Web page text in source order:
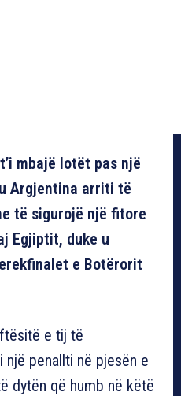
mbajë lotët pas një
Argjentina arriti të
të sigurojë një fitore
Egjiptit, duke u
e Botërorit
e tij të
një penallti në pjesën e
dytën që humb në këtë